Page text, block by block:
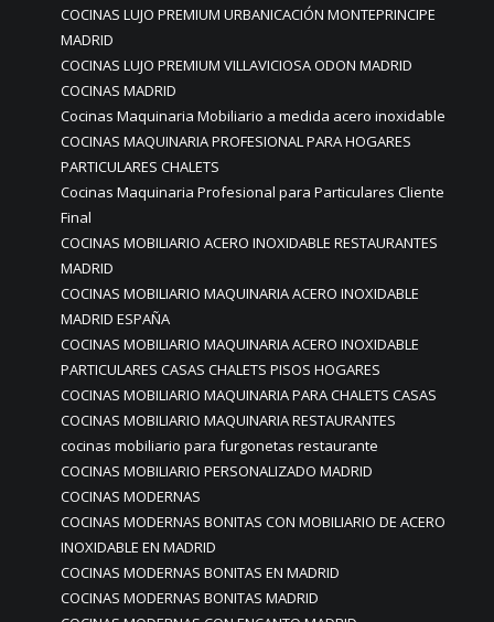
COCINAS LUJO PREMIUM URBANICACIÓN MONTEPRINCIPE
MADRID
COCINAS LUJO PREMIUM VILLAVICIOSA ODON MADRID
COCINAS MADRID
Cocinas Maquinaria Mobiliario a medida acero inoxidable
COCINAS MAQUINARIA PROFESIONAL PARA HOGARES
PARTICULARES CHALETS
Cocinas Maquinaria Profesional para Particulares Cliente
Final
COCINAS MOBILIARIO ACERO INOXIDABLE RESTAURANTES
MADRID
COCINAS MOBILIARIO MAQUINARIA ACERO INOXIDABLE
MADRID ESPAÑA
COCINAS MOBILIARIO MAQUINARIA ACERO INOXIDABLE
PARTICULARES CASAS CHALETS PISOS HOGARES
COCINAS MOBILIARIO MAQUINARIA PARA CHALETS CASAS
COCINAS MOBILIARIO MAQUINARIA RESTAURANTES
cocinas mobiliario para furgonetas restaurante
COCINAS MOBILIARIO PERSONALIZADO MADRID
COCINAS MODERNAS
COCINAS MODERNAS BONITAS CON MOBILIARIO DE ACERO
INOXIDABLE EN MADRID
COCINAS MODERNAS BONITAS EN MADRID
COCINAS MODERNAS BONITAS MADRID